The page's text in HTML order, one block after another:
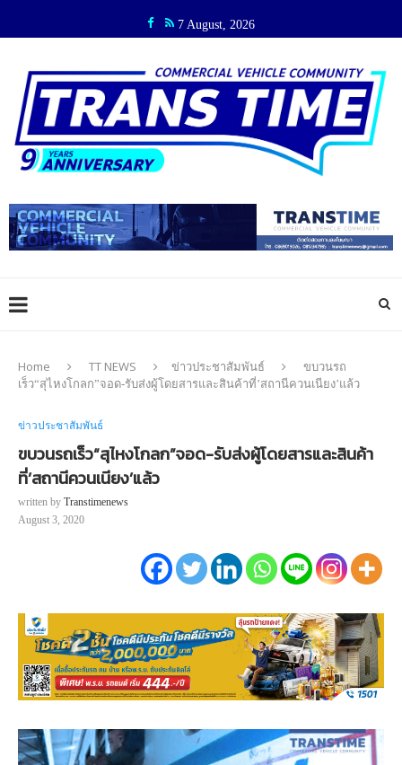
7 August, 2026
Home TT NEWS ข่าวประชาสัมพันธ์
ขบวนรถ
เร็ว“สุไหงโกลก”จอด-รับส่งผู้โดยสารและสินค้าที่’สถานีควนเนียง’แล้ว
ข่าวประชาสัมพันธ์
ขบวนรถเร็ว“สุไหงโกลก”จอด-รับส่งผู้โดยสารและสินค้า
ที่’สถานีควนเนียง’แล้ว
written by Transtimenews
August 3, 2020